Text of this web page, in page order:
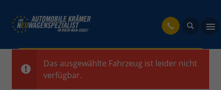
Das ausgewählte Fahrzeug ist leider nicht
verfügbar.